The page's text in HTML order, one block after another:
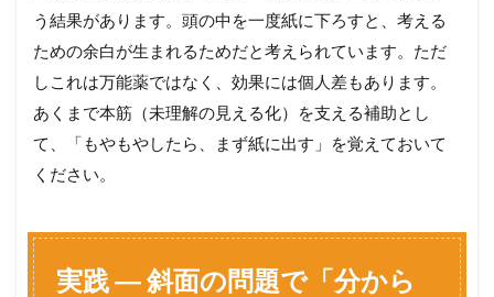
う結果があります。頭の中を一度紙に下ろすと、考える
ための余白が生まれるためだと考えられています。ただ
しこれは万能薬ではなく、効果には個人差もあります。
あくまで本筋（未理解の見える化）を支える補助とし
て、「もやもやしたら、まず紙に出す」を覚えておいて
ください。
実践 ― 斜面の問題で「分から